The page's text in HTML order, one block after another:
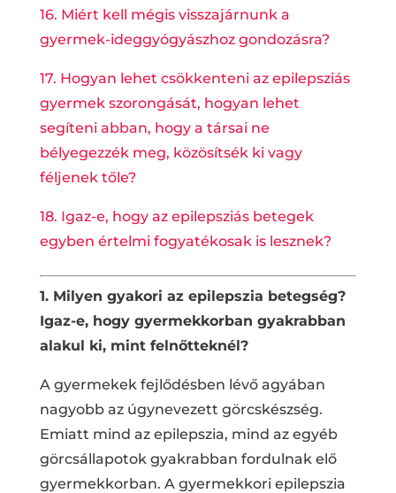
16. Miért kell mégis visszajárnunk a
gyermek-ideggyógyászhoz gondozásra?
17. Hogyan lehet csökkenteni az epilepsziás
gyermek szorongását, hogyan lehet
segíteni abban, hogy a társai ne
bélyegezzék meg, közösítsék ki vagy
féljenek tőle?
18. Igaz-e, hogy az epilepsziás betegek
egyben értelmi fogyatékosak is lesznek?
1. Milyen gyakori az epilepszia betegség?
Igaz-e, hogy gyermekkorban gyakrabban
alakul ki, mint felnőtteknél?
A gyermekek fejlődésben lévő agyában
nagyobb az úgynevezett görcskészség.
Emiatt mind az epilepszia, mind az egyéb
görcsállapotok gyakrabban fordulnak elő
gyermekkorban. A gyermekkori epilepszia